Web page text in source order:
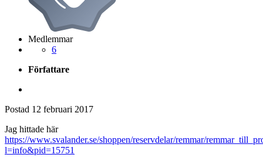
Medlemmar
6
Författare
Postad 12 februari 2017
Jag hittade här
https://www.svalander.se/shoppen/reservdelar/remmar/
l=info&pid=15751